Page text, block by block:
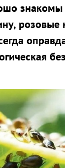
знакомы
розовые